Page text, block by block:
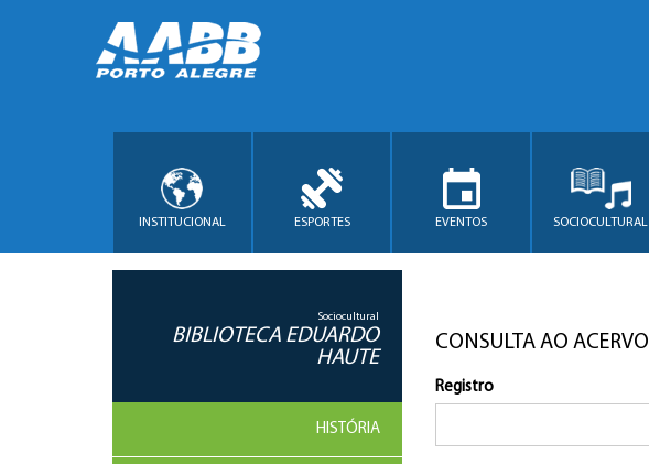
INSTITUCIONAL ESPORTES EVENTOS SOCIOCULTURAL
Sociocultural
BIBLIOTECA EDUARDO
HAUTE
HISTÓRIA
CONSULTA AO ACERVO
Registro